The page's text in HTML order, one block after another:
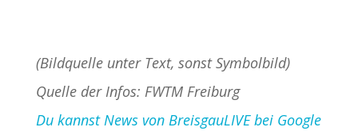
(Bildquelle unter Text, sonst Symbolbild)
Quelle der Infos: FWTM Freiburg
Du kannst News von BreisgauLIVE bei Google